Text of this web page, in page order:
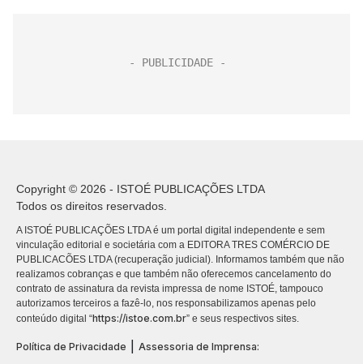
Copyright © 2026 - ISTOÉ PUBLICAÇÕES LTDA
Todos os direitos reservados.
A ISTOÉ PUBLICAÇÕES LTDA é um portal digital independente e sem
vinculação editorial e societária com a EDITORA TRES COMÉRCIO DE
PUBLICACÕES LTDA (recuperação judicial). Informamos também que não
realizamos cobranças e que também não oferecemos cancelamento do
contrato de assinatura da revista impressa de nome ISTOÉ, tampouco
autorizamos terceiros a fazê-lo, nos responsabilizamos apenas pelo
conteúdo digital “https://istoe.com.br” e seus respectivos sites.
Política de Privacidade
Assessoria de Imprensa: